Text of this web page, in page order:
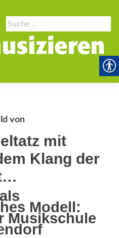
Suche
nach:
NAVIGATION
von
mit
Klang der
Modell:
Musikschule